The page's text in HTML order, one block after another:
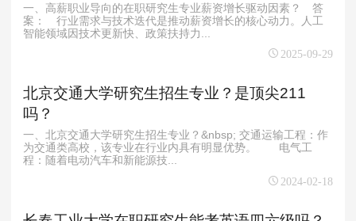
一、高薪职业导向的在职研究生专业薪资增长驱动因素？ 答
案： 行业需求与技术迭代是推动薪资增长的核心动力。人工
智能领域因技术更新快、政策扶持力...
2025-09-29
北京交通大学研究生招生专业？是顶尖211
吗？
一、北京交通大学研究生招生专业？&nbsp; 交通运输工程：作
为交通类高校，该专业在行业内具有明显优势。 电气工
程：随着电动汽车和新能源技...
2024-02-18